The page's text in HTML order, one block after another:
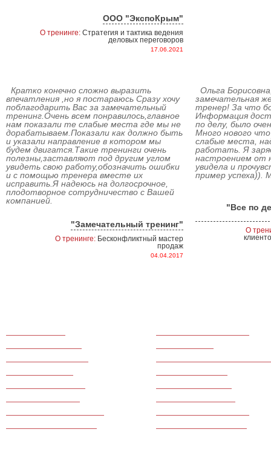
ООО "ЭкспоКрым"
О тренинге: Стратегия и тактика ведения
деловых переговоров
17.06.2021
Кратко конечно сложно выразить
впечатления ,но я постараюсь Сразу хочу
поблагодарить Вас за замечательный
тренинг.Очень всем понравилось,главное
нам показали те слабые места где мы не
дорабатываем.Показали как должно быть
и указали направление в котором мы
будем двигатся.Такие тренинги очень
полезны,заставляют под другим углом
увидеть свою работу,обозначить ошибки
и с помощью тренера вместе их
исправить.Я надеюсь на долгосрочное,
плодотворное сотрудничество с Вашей
компанией.
"Замечательный тренинг"
О тренинге: Бесконфликтный мастер
продаж
04.04.2017
Ольга
замечательная
тренер! За что
Информация
по делу, было
Много нового
слабые места,
работать. Я
настроением от
увидела и
пример успеха)).
"Все по
О